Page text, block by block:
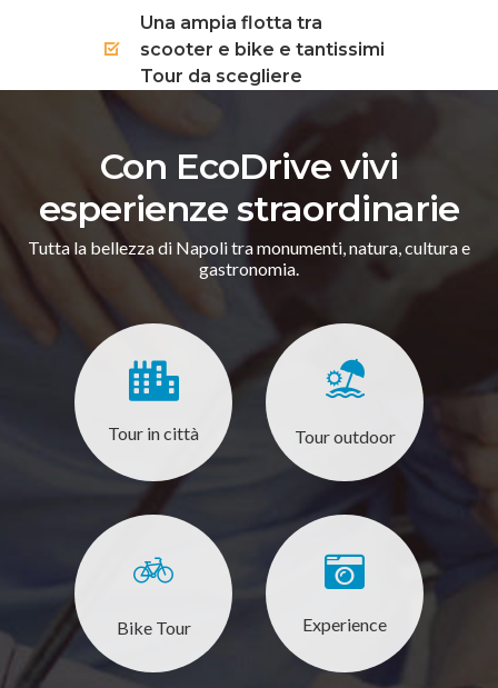
Una ampia flotta tra
scooter e bike e tantissimi
Tour da scegliere
Con EcoDrive vivi
esperienze straordinarie
Tutta la bellezza di Napoli tra monumenti, natura, cultura e
gastronomia.
Tour in città Tour outdoor
Bike Tour Experience